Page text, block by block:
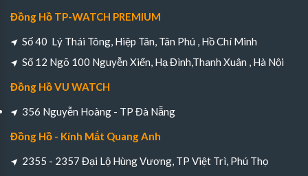
Đồng Hồ TP-WATCH PREMIUM
Số 40 Lý Thái Tông, Hiệp Tân, Tân Phú , Hồ Chí Minh
Số 12 Ngõ 100 Nguyễn Xiển, Hạ Đình,Thanh Xuân , Hà Nội
Đồng Hồ VU WATCH
356 Nguyễn Hoàng - TP Đà Nẵng
Đồng Hồ - Kính Mắt Quang Anh
2355 - 2357 Đại Lộ Hùng Vương, TP Việt Trì, Phú Thọ